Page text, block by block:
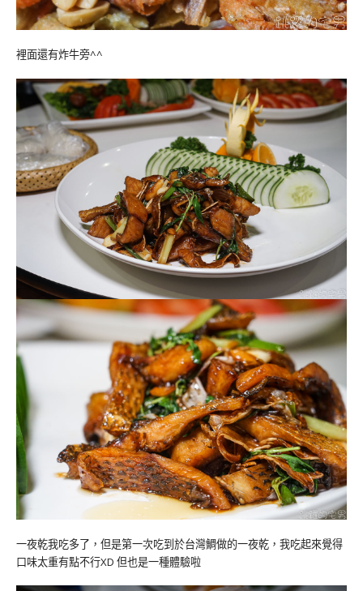
裡面還有炸牛旁^^
一夜乾我吃多了，但是第一次吃到於台灣鯛做的一夜乾，我吃起來覺得
口味太重有點不行XD 但也是一種體驗啦